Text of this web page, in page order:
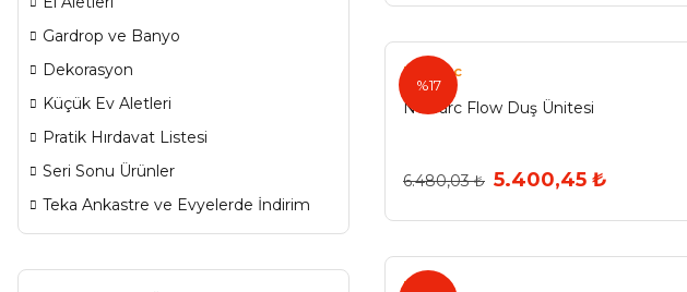
Gardrop ve Banyo
Dekorasyon
Küçük Ev Aletleri
Pratik Hırdavat Listesi
Seri Sonu Ürünler
Teka Ankastre ve Evyelerde İndirim
%17
Newarc
Newarc Flow Duş Ünitesi
6.480,03 ₺ 5.400,45 ₺
Duxxa